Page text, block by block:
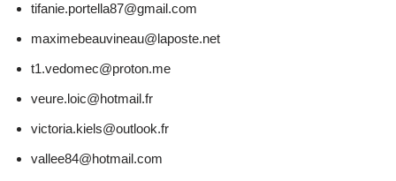
tifanie.portella87@gmail.com
maximebeauvineau@laposte.net
t1.vedomec@proton.me
veure.loic@hotmail.fr
victoria.kiels@outlook.fr
vallee84@hotmail.com